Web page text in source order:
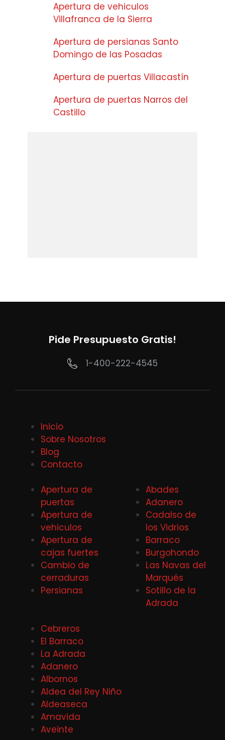
Apertura de vehiculos
Villafranca de la Sierra
Apertura de persianas Santo
Domingo de las Posadas
Apertura de puertas Villacastín
Apertura de puertas Narros del
Castillo
Pide Presupuesto Gratis!
1-400-222-4545
Inicio
Sobre Nosotros
Blog
Contacto
Apertura de
puertas
Apertura de
vehiculos
Apertura de
cajas fuertes
Cambio de
cerraduras
Persianas
Abades
Adanero
Cadalso de
los Vidrios
Barraco
Burgohondo
Las Navas del
Marqués
Sotillo de la
Adrada
Cebreros
El Barraco
La Adrada
Adanero
Albornos
Aldea del Rey Niño
Aldeaseca
Amavida
Aveinte